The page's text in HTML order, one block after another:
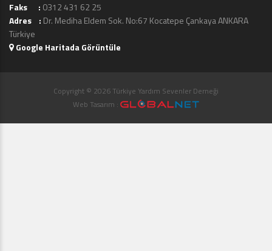
Faks : 0312 431 62 25
Adres : Dr. Mediha Eldem Sok. No:67 Kocatepe Çankaya ANKARA
Türkiye
Google Haritada Görüntüle
Copyright © 2026 Türkiye Yardım Sevenler Derneği
Web Tasarım :